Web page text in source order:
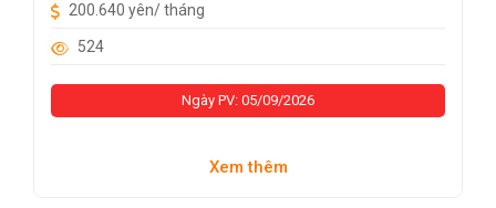
200.640 yên/ tháng
524
Ngày PV: 05/09/2026
Xem thêm